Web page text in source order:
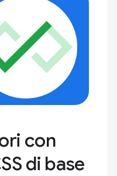
con
di base